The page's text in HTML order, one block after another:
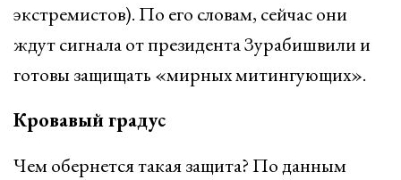
экстремистов). По его словам, сейчас они
ждут сигнала от президента Зурабишвили и
готовы защищать «мирных митингующих».
Кровавый градус
Чем обернется такая защита? По данным